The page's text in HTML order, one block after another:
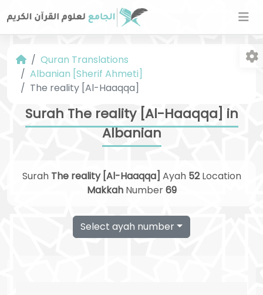
Quran Translations
Albanian [Sherif Ahmeti]
The reality [Al-Haaqqa]
Surah The reality [Al-Haaqqa] in
Albanian
Surah The reality [Al-Haaqqa] Ayah 52Location
MakkahNumber69
Select ayah number